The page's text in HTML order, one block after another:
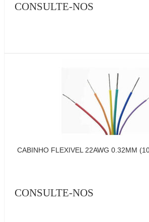
CONSULTE-NOS
CABINHO FLEXIVEL 22AWG 0.32MM
CONSULTE-NOS